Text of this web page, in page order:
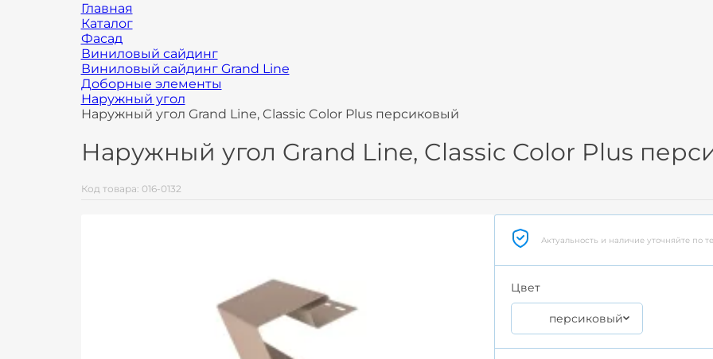
Главная
Каталог
Фасад
Виниловый сайдинг
Виниловый сайдинг Grand Line
Доборные элементы
Наружный угол
Наружный угол Grand Line, Classic Color Plus персиковый
Наружный угол Grand Line, Classic Color Plus
Код товара: 016-0132
Актуальность и наличие уточняйте по
Цвет
персиковый